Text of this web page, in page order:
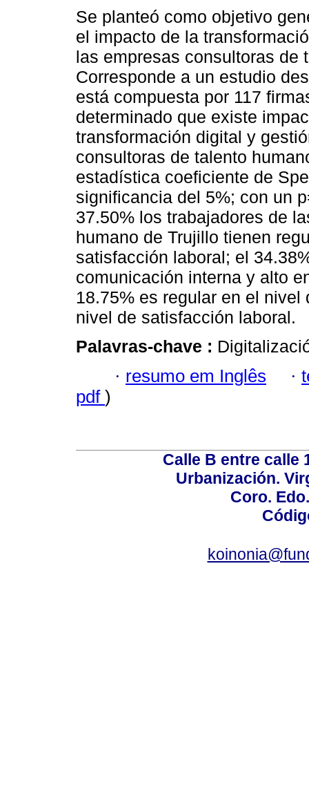
Se planteó como objetivo
el impacto de la
las empresas consultoras de
Corresponde a un estudio
está compuesta por 117
determinado que existe
transformación digital y
consultoras de talento
estadística coeficiente de
significancia del 5%; con un
37.50% los trabajadores de
humano de Trujillo tienen
satisfacción laboral; el
comunicación interna y alto
18.75% es regular en el
nivel de satisfacción laboral.
Palavras-chave :
· resumo em Inglês ·
pdf )
Calle B entre calle
Urbanización.
Coro.